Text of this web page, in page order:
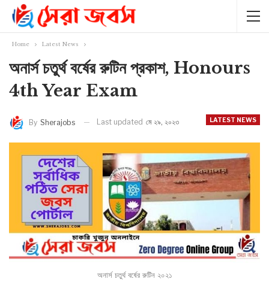
Home Latest News
অনার্স চতুর্থ বর্ষের রুটিন প্রকাশ, Honours
4th Year Exam
LATEST NEWS
By Sherajobs Last updated মে ২৯, ২০২৩
অনার্স চতুর্থ বর্ষের রুটিন ২০২১